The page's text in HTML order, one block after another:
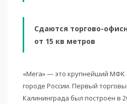
Сдаются торгово-
от 15 кв метров
«Мега» — это крупнейший МФК
городе России. Первый
Калининграда был построен в